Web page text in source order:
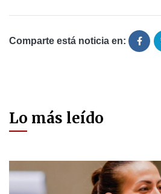
Comparte está noticia en:
Lo más leído